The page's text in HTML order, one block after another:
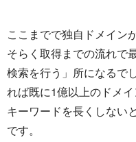
ここまでで独自ドメイン
そらく取得までの流れで
検索を行う」所になるで
れば既に1億以上のドメ
キーワードを長くしない
です。